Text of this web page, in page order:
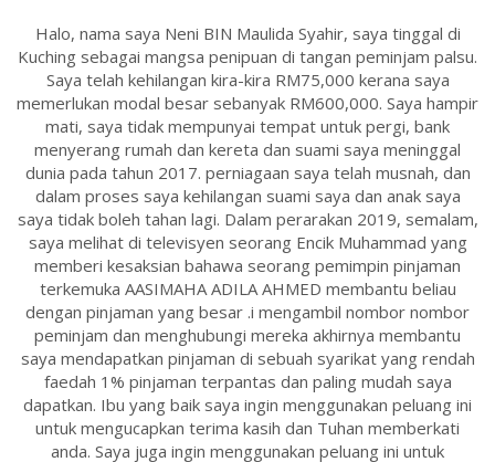
Halo, nama saya Neni BIN Maulida Syahir, saya tinggal di
Kuching sebagai mangsa penipuan di tangan peminjam palsu.
Saya telah kehilangan kira-kira RM75,000 kerana saya
memerlukan modal besar sebanyak RM600,000. Saya hampir
mati, saya tidak mempunyai tempat untuk pergi, bank
menyerang rumah dan kereta dan suami saya meninggal
dunia pada tahun 2017. perniagaan saya telah musnah, dan
dalam proses saya kehilangan suami saya dan anak saya
saya tidak boleh tahan lagi. Dalam perarakan 2019, semalam,
saya melihat di televisyen seorang Encik Muhammad yang
memberi kesaksian bahawa seorang pemimpin pinjaman
terkemuka AASIMAHA ADILA AHMED membantu beliau
dengan pinjaman yang besar .i mengambil nombor nombor
peminjam dan menghubungi mereka akhirnya membantu
saya mendapatkan pinjaman di sebuah syarikat yang rendah
faedah 1% pinjaman terpantas dan paling mudah saya
dapatkan. Ibu yang baik saya ingin menggunakan peluang ini
untuk mengucapkan terima kasih dan Tuhan memberkati
anda. Saya juga ingin menggunakan peluang ini untuk